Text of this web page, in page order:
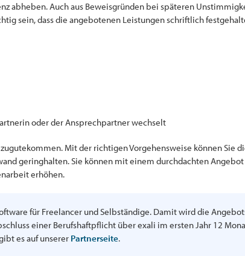
abheben. Auch aus Beweisgründen bei späteren
sein, dass die angebotenen Leistungen schriftlich
oder der Ansprechpartner wechselt
Mit der richtigen Vorgehensweise können Sie
geringhalten. Sie können mit einem durchdachten
erhöhen.
für Freelancer und Selbständige. Damit wird die
einer Berufshaftpflicht über exali im ersten Jahr 12
es auf unserer Partnerseite.